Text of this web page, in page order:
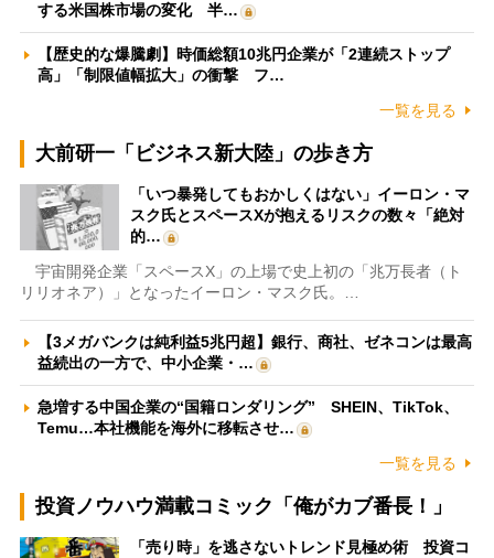
する米国株市場の変化 半…
【歴史的な爆騰劇】時価総額10兆円企業が「2連続ストップ
高」「制限値幅拡大」の衝撃 フ…
一覧を見る
大前研一「ビジネス新大陸」の歩き方
「いつ暴発してもおかしくはない」イーロン・マ
スク氏とスペースXが抱えるリスクの数々「絶対
的…
宇宙開発企業「スペースX」の上場で史上初の「兆万長者（ト
リリオネア）」となったイーロン・マスク氏。…
【3メガバンクは純利益5兆円超】銀行、商社、ゼネコンは最高
益続出の一方で、中小企業・…
急増する中国企業の“国籍ロンダリング” SHEIN、TikTok、
Temu…本社機能を海外に移転させ…
一覧を見る
投資ノウハウ満載コミック「俺がカブ番長！」
「売り時」を逃さないトレンド見極め術 投資コ